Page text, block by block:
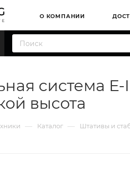
О КОМПАНИИ
система
высота
— Каталог — Штативы и